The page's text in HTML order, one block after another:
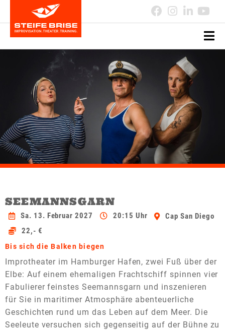
SEEMANNSGARN
Sa. 13. Februar 2027 20:15 Uhr
Cap San Diego
22,- €
Bis sich die Balken biegen
Improtheater im Hamburger Hafen, zwei Fuß über der
Elbe: Auf einem ehemaligen Frachtschiff spinnen vier
Fabulierer feinstes Seemannsgarn und inszenieren
für Sie in maritimer Atmosphäre abenteuerliche
Geschichten rund um das Leben auf dem Meer. Die
Seeleute versuchen sich gegenseitig auf der Bühne zu